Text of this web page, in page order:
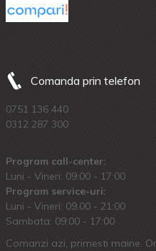
Comanda prin telefon
0751 136 440
0312 287 300
Program call-center:
Luni - Vineri: 09:00 - 17:00
Program service-uri:
Luni - Vineri: 09.00 - 21:00
Sambata: 09:00 - 17:00
Comanzi azi, primesti maine.